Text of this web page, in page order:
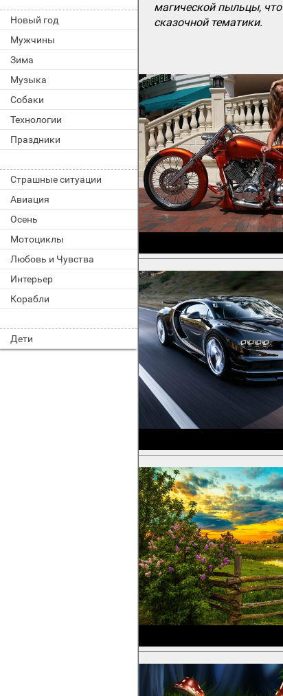
Новый год
Мужчины
Зима
Музыка
Собаки
Технологии
Праздники
Страшные ситуации
Авиация
Осень
Мотоциклы
Любовь и Чувства
Интерьер
Корабли
Дети
магической пыльцы,
сказочной тематики.